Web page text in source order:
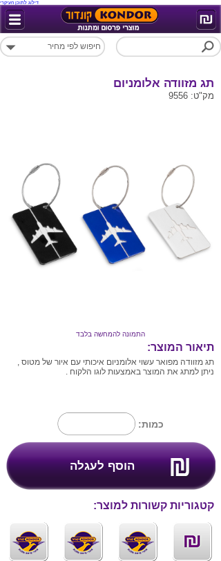
דילוג לתוכן העיקרי
תג מזוודה אלומניום
מק"ט: 9556
התמונה להמחשה בלבד
תיאור המוצר:
תג מזוודה מפואר עשוי אלומניום איכותי עם איור של מטוס ,
ניתן למתג את המוצר באמצעות לוגו הלקוח .
כמות:
קטגוריות קשורות למוצר: